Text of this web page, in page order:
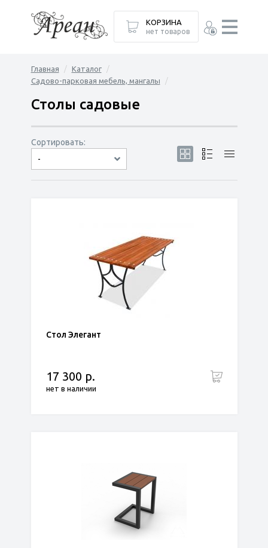
Главная
Каталог
Садово-парковая мебель, мангалы
Столы садовые
Сортировать:
-
по популярности
сначала дешёвые
сначала дорогие
Стол Элегант
17 300 р.
нет в наличии
КОРЗИНА
нет товаров